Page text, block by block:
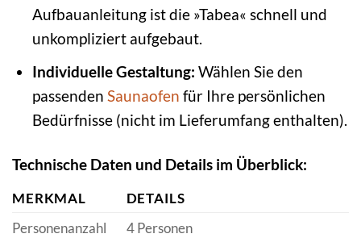
Aufbauanleitung ist die »Tabea« schnell und
unkompliziert aufgebaut.
Individuelle Gestaltung: Wählen Sie den
passenden Saunaofen für Ihre persönlichen
Bedürfnisse (nicht im Lieferumfang enthalten).
Technische Daten und Details im Überblick:
MERKMAL
DETAILS
Personenanzahl
4 Personen